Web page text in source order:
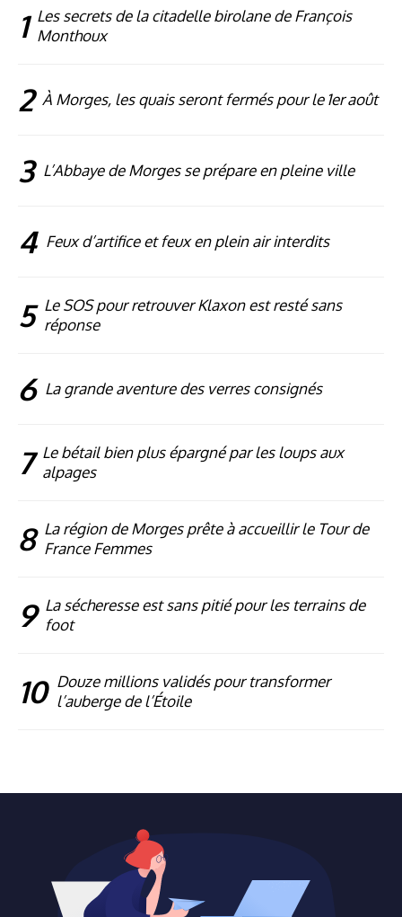
1 Les secrets de la citadelle birolane de François
Monthoux
2 À Morges, les quais seront fermés pour le 1er août
3 L’Abbaye de Morges se prépare en pleine ville
4 Feux d’artifice et feux en plein air interdits
5 Le SOS pour retrouver Klaxon est resté sans
réponse
6 La grande aventure des verres consignés
7 Le bétail bien plus épargné par les loups aux
alpages
8 La région de Morges prête à accueillir le Tour de
France Femmes
9 La sécheresse est sans pitié pour les terrains de
foot
10 Douze millions validés pour transformer
l’auberge de l’Étoile